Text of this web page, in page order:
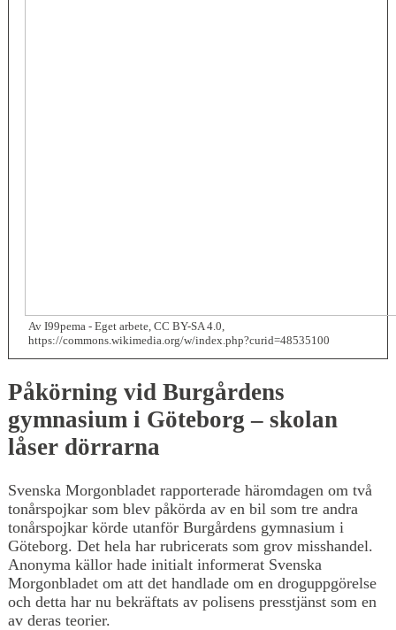
Av I99pema - Eget arbete, CC BY-SA 4.0,
https://commons.wikimedia.org/w/index.php?curid=48535100
Påkörning vid Burgårdens
gymnasium i Göteborg – skolan
låser dörrarna
Svenska Morgonbladet rapporterade häromdagen om två
tonårspojkar som blev påkörda av en bil som tre andra
tonårspojkar körde utanför Burgårdens gymnasium i
Göteborg. Det hela har rubricerats som grov misshandel.
Anonyma källor hade initialt informerat Svenska
Morgonbladet om att det handlade om en droguppgörelse
och detta har nu bekräftats av polisens presstjänst som en
av deras teorier.